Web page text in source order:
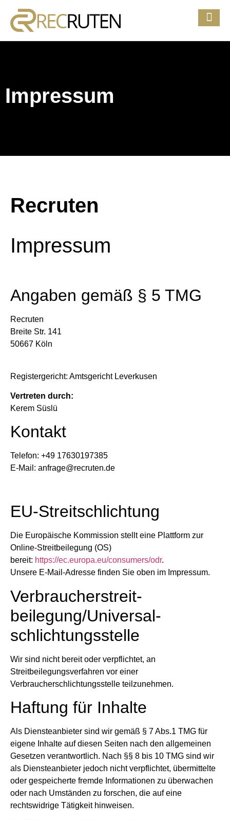
Impressum
Recruten
Impressum
Angaben gemäß § 5 TMG
Recruten
Breite Str. 141
50667 Köln
Registergericht: Amtsgericht Leverkusen
Vertreten durch:
Kerem Süslü
Kontakt
Telefon: +49 17630197385
E-Mail: anfrage@recruten.de
EU-Streitschlichtung
Die Europäische Kommission stellt eine Plattform zur
Online-Streitbeilegung (OS)
bereit: https://ec.europa.eu/consumers/odr.
Unsere E-Mail-Adresse finden Sie oben im Impressum.
Verbraucher­streit­
beilegung/Universal­
schlichtungs­stelle
Wir sind nicht bereit oder verpflichtet, an
Streitbeilegungsverfahren vor einer
Verbraucherschlichtungsstelle teilzunehmen.
Haftung für Inhalte
Als Diensteanbieter sind wir gemäß § 7 Abs.1 TMG für
eigene Inhalte auf diesen Seiten nach den allgemeinen
Gesetzen verantwortlich. Nach §§ 8 bis 10 TMG sind wir
als Diensteanbieter jedoch nicht verpflichtet, übermittelte
oder gespeicherte fremde Informationen zu überwachen
oder nach Umständen zu forschen, die auf eine
rechtswidrige Tätigkeit hinweisen.